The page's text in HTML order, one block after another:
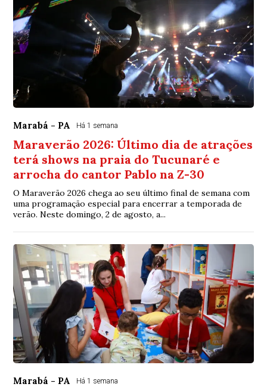
Marabá - PA Há 1 semana
Maraverão 2026: Último dia de atrações
terá shows na praia do Tucunaré e
arrocha do cantor Pablo na Z-30
O Maraverão 2026 chega ao seu último final de semana com
uma programação especial para encerrar a temporada de
verão. Neste domingo, 2 de agosto, a...
Marabá - PA Há 1 semana